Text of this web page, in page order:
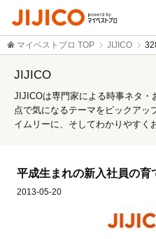
マイベストプロ TOP JIJICO
JIJICO
JIJICOは専門家による時事ネタ
点で気になるテーマをピックアッ
イムリーに、そしてわかりやすく
平成生まれの新入社員の育
2013-05-20